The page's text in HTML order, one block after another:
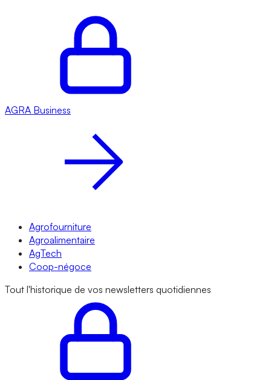
AGRA Business
Agrofourniture
Agroalimentaire
AgTech
Coop-négoce
Tout l'historique de vos newsletters quotidiennes